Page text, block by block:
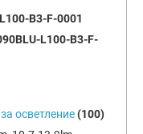
B3-F-0001
L100-B3-F-
осветление (100)